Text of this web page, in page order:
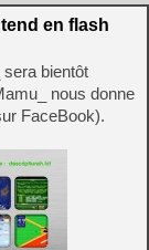
en flash
bientôt
nous donne
FaceBook).